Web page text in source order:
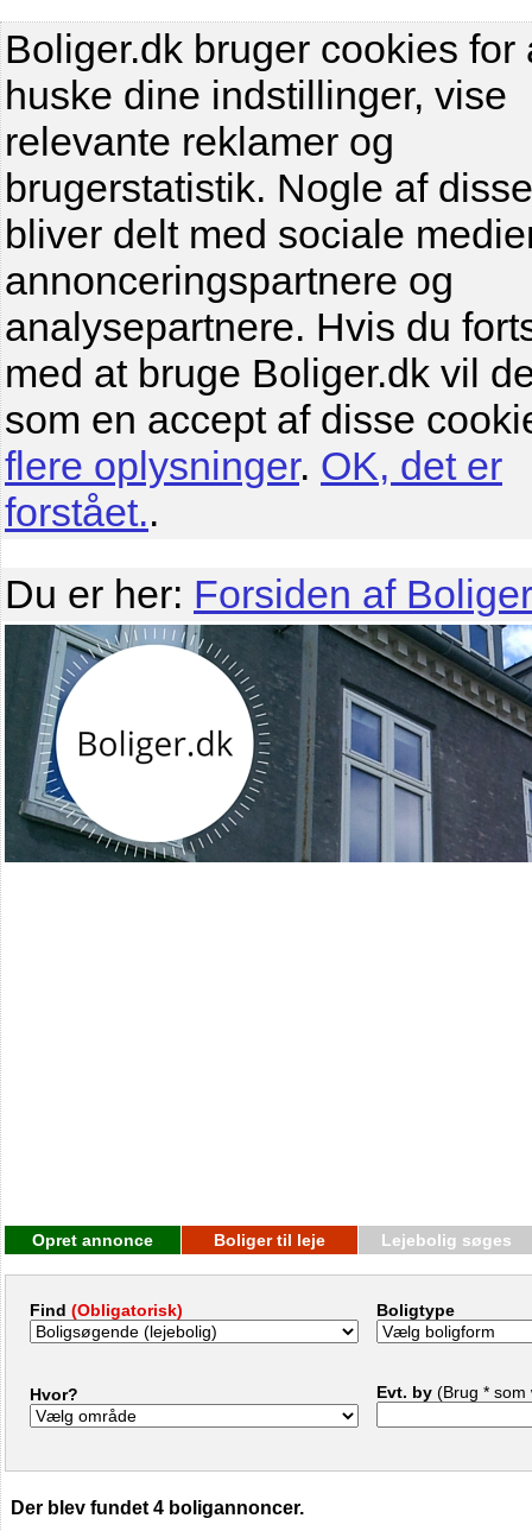
Boliger.dk bruger cookies for
huske dine indstillinger, vise
relevante reklamer og
brugerstatistik. Nogle af
bliver delt med sociale
annonceringspartnere og
analysepartnere. Hvis du
med at bruge Boliger.dk vil
som en accept af disse
flere oplysninger. OK, det er
forstået..
Du er her: Forsiden af
Opret annonce Boliger til leje Lejebolig søges
Find (Obligatorisk) Boligtype
Hvor? Evt. by (Brug * som
Der blev fundet 4 boligannoncer.